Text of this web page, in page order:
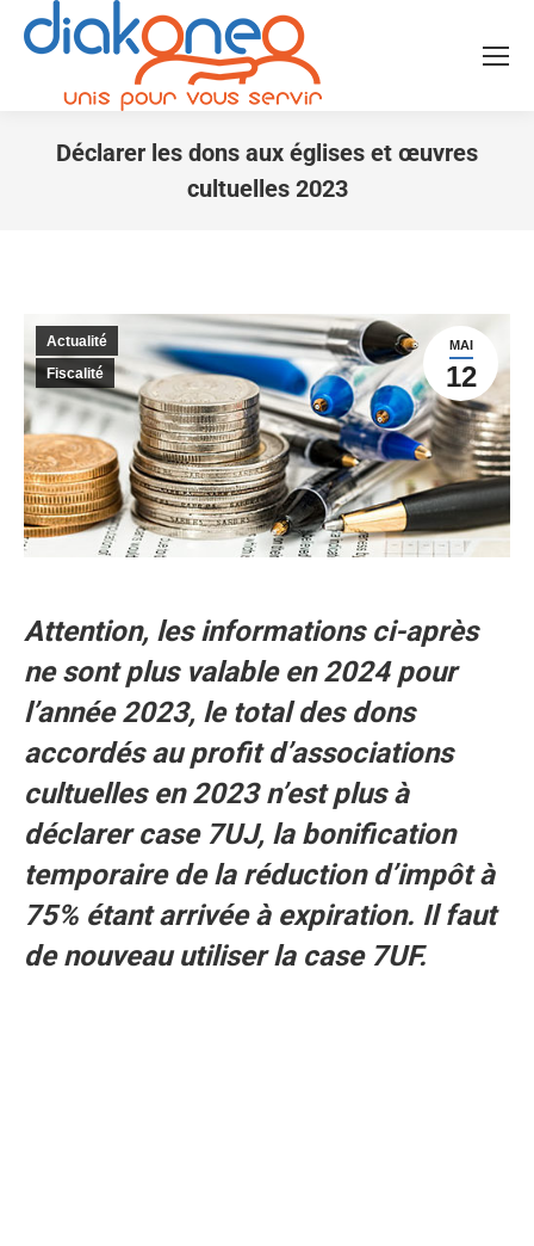
Déclarer les dons aux églises et œuvres
cultuelles 2023
MAI
12
Actualité
Fiscalité
Attention, les informations ci-après
ne sont plus valable en 2024 pour
l’année 2023, le total des dons
accordés au profit d’associations
cultuelles en 2023 n’est plus à
déclarer case 7UJ, la bonification
temporaire de la réduction d’impôt à
75% étant arrivée à expiration. Il faut
de nouveau utiliser la case 7UF.